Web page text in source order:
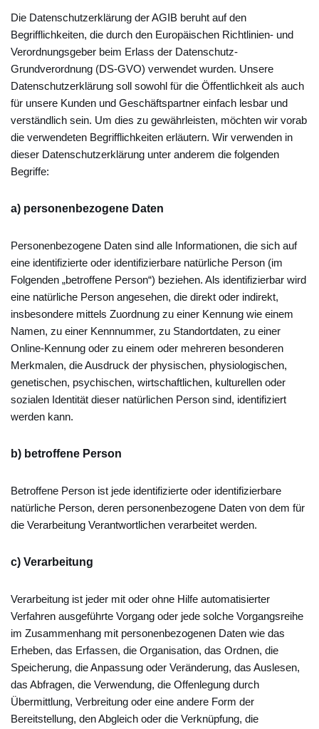
Die Datenschutzerklärung der AGIB beruht auf den
Begrifflichkeiten, die durch den Europäischen Richtlinien- und
Verordnungsgeber beim Erlass der Datenschutz-
Grundverordnung (DS-GVO) verwendet wurden. Unsere
Datenschutzerklärung soll sowohl für die Öffentlichkeit als auch
für unsere Kunden und Geschäftspartner einfach lesbar und
verständlich sein. Um dies zu gewährleisten, möchten wir vorab
die verwendeten Begrifflichkeiten erläutern. Wir verwenden in
dieser Datenschutzerklärung unter anderem die folgenden
Begriffe:
a) personenbezogene Daten
Personenbezogene Daten sind alle Informationen, die sich auf
eine identifizierte oder identifizierbare natürliche Person (im
Folgenden „betroffene Person“) beziehen. Als identifizierbar wird
eine natürliche Person angesehen, die direkt oder indirekt,
insbesondere mittels Zuordnung zu einer Kennung wie einem
Namen, zu einer Kennnummer, zu Standortdaten, zu einer
Online-Kennung oder zu einem oder mehreren besonderen
Merkmalen, die Ausdruck der physischen, physiologischen,
genetischen, psychischen, wirtschaftlichen, kulturellen oder
sozialen Identität dieser natürlichen Person sind, identifiziert
werden kann.
b) betroffene Person
Betroffene Person ist jede identifizierte oder identifizierbare
natürliche Person, deren personenbezogene Daten von dem für
die Verarbeitung Verantwortlichen verarbeitet werden.
c) Verarbeitung
Verarbeitung ist jeder mit oder ohne Hilfe automatisierter
Verfahren ausgeführte Vorgang oder jede solche Vorgangsreihe
im Zusammenhang mit personenbezogenen Daten wie das
Erheben, das Erfassen, die Organisation, das Ordnen, die
Speicherung, die Anpassung oder Veränderung, das Auslesen,
das Abfragen, die Verwendung, die Offenlegung durch
Übermittlung, Verbreitung oder eine andere Form der
Bereitstellung, den Abgleich oder die Verknüpfung, die